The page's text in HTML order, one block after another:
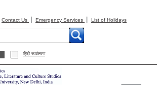
Contact Us | Emergency Services | List of Holidays
हिंदी रूपांतरण